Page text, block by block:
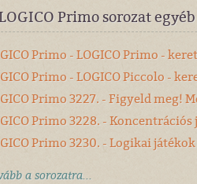
Primo sorozat
Primo - LOGICO Primo - keret
Primo - LOGICO Piccolo -
Primo 3227. - Figyeld meg!
Primo 3228. -
Primo 3230. - Logikai játékok
a sorozatra...